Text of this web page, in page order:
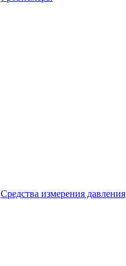
Средства измерения давления